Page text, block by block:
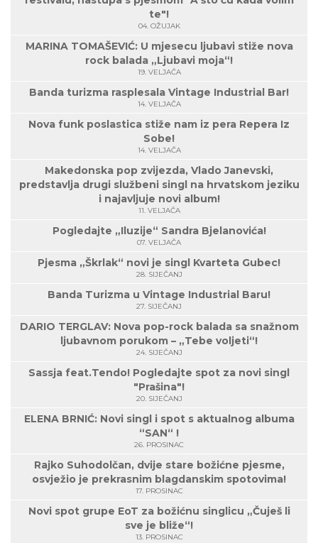
te"!
04. OŽUJAK
MARINA TOMAŠEVIĆ: U mjesecu ljubavi stiže nova
rock balada „Ljubavi moja“!
19. VELJAČA
Banda turizma rasplesala Vintage Industrial Bar!
14. VELJAČA
Nova funk poslastica stiže nam iz pera Repera Iz
Sobe!
14. VELJAČA
Makedonska pop zvijezda, Vlado Janevski,
predstavlja drugi službeni singl na hrvatskom jeziku
i najavljuje novi album!
11. VELJAČA
Pogledajte „Iluzije“ Sandra Bjelanovića!
07. VELJAČA
Pjesma „Škrlak“ novi je singl Kvarteta Gubec!
28. SIJEČANJ
Banda Turizma u Vintage Industrial Baru!
27. SIJEČANJ
DARIO TERGLAV: Nova pop-rock balada sa snažnom
ljubavnom porukom – „Tebe voljeti“!
24. SIJEČANJ
Sassja feat.Tendo! Pogledajte spot za novi singl
"Prašina"!
20. SIJEČANJ
ELENA BRNIĆ: Novi singl i spot s aktualnog albuma
“SAN“ !
26. PROSINAC
Rajko Suhodolčan, dvije stare božićne pjesme,
osvježio je prekrasnim blagdanskim spotovima!
17. PROSINAC
Novi spot grupe EoT za božićnu singlicu „Čuješ li
sve je bliže“!
13. PROSINAC